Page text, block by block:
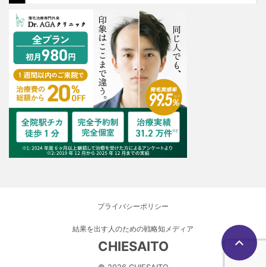
プライバシーポリシー
結果を出す人のための戦略知メディア
CHIESAITO